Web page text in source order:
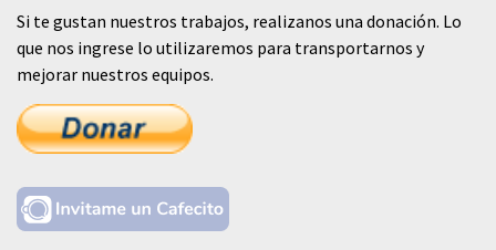
Si te gustan nuestros trabajos, realizanos una donación. Lo
que nos ingrese lo utilizaremos para transportarnos y
mejorar nuestros equipos.